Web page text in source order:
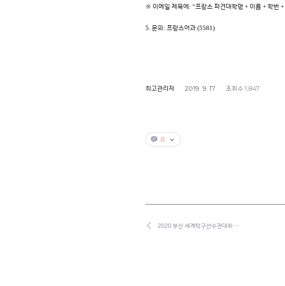
※ 이메일 제목에 : “프랑스 파견대학명 + 이름 + 학번 +
5. 문의 : 프랑스어과 (5581)
최고관리자 2019. 9. 17 조회수 1,847
0
2020 부산 세계탁구선수권대회 …